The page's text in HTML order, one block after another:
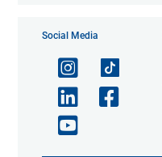
Social Media